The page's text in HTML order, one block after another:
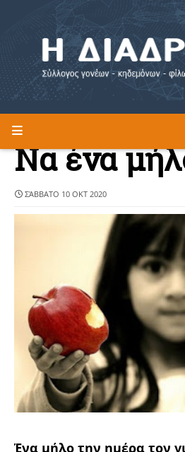
Η ΔΙΑΔΡΟΜΗ
Να ένα
ΣΆΒΒΑΤΟ 10 ΟΚΤ 2020
Ένα μήλο την ημέρα τον